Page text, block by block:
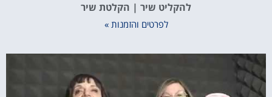
להקליט שיר | הקלטת שיר
לפרטים והזמנות »